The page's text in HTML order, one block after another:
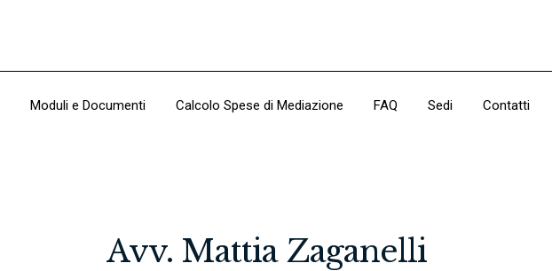
Moduli e Documenti Calcolo Spese di Mediazione FAQ Sedi Contatti
Avv. Mattia Zaganelli